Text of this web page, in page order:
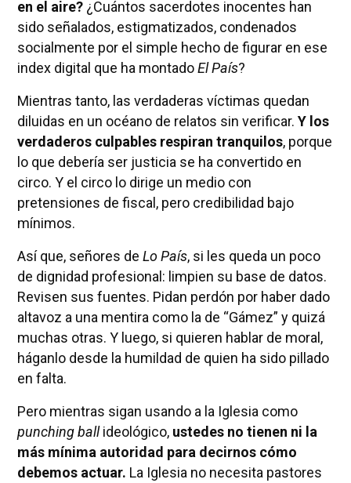
en el aire?¿Cuántos sacerdotes inocentes han
sido señalados, estigmatizados, condenados
socialmente por el simple hecho de figurar en ese
index digital que ha montadoEl País?
Mientras tanto, las verdaderas víctimas quedan
diluidas en un océano de relatos sin verificar. Y los
verdaderos culpables respiran tranquilos, porque
lo que debería ser justicia se ha convertido en
circo. Y el circo lo dirige un medio con
pretensiones de fiscal, pero credibilidad bajo
mínimos.
Así que, señores de Lo País, si les queda un poco
de dignidad profesional: limpien su base de datos.
Revisen sus fuentes. Pidan perdón por haber dado
altavoz a una mentira como la de “Gámez” y quizá
muchas otras. Y luego, si quieren hablar de moral,
háganlo desde la humildad de quien ha sido pillado
en falta.
Pero mientras sigan usando a la Iglesia como
punching ballideológico, ustedes no tienen ni la
más mínima autoridad para decirnos cómo
debemos actuar. La Iglesia no necesita pastores